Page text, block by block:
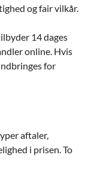
og fair vilkår.
14 dages
online. Hvis
for
aftaler,
i prisen. To